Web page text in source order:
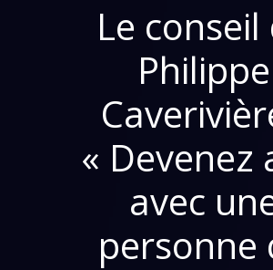
Le conseil
Philippe
« Devenez
avec
personne